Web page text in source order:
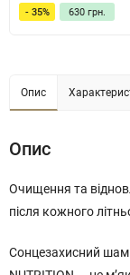
- 35% 630 грн.
Опис
Опис
Очищення та
після кожного
Сонцезахисний